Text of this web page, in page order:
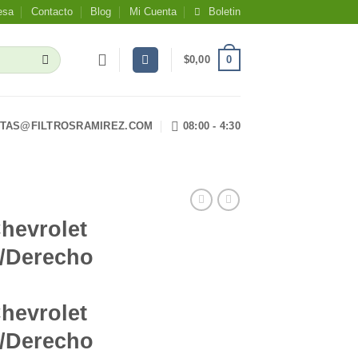
Contacto Blog Mi Cuenta Boletin
$0,00 0
08:00 - 4:30